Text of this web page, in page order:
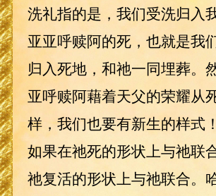
洗礼指的是，我们受洗归入
亚亚呼赎阿的死，也就是我
归入死地，和祂一同埋葬。
亚呼赎阿藉着天父的荣耀从
样，我们也要有新生的样式
如果在祂死的形状上与祂联
祂复活的形状上与祂联合。